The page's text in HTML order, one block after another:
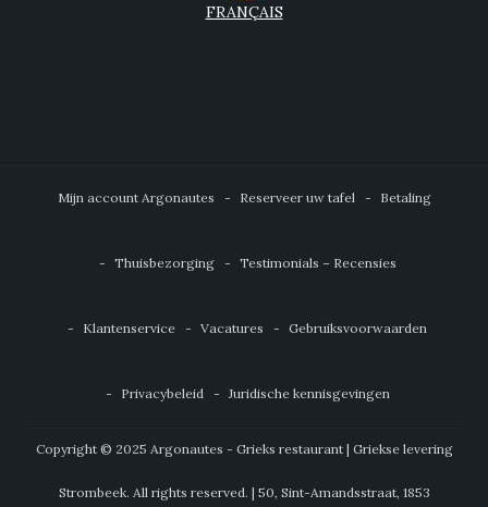
FRANÇAIS
Mijn account Argonautes Reserveer uw tafel Betaling
Thuisbezorging Testimonials – Recensies
Klantenservice Vacatures Gebruiksvoorwaarden
Privacybeleid Juridische kennisgevingen
Copyright © 2025 Argonautes - Grieks restaurant | Griekse levering
Strombeek. All rights reserved. | 50, Sint-Amandsstraat, 1853